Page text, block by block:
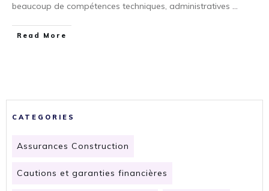
CATEGORIES
Assurances Construction
Cautions et garanties financières
beaucoup de compétences techniques, administratives ...
​Read More